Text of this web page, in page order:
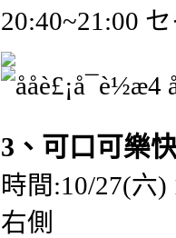
20:40~21:00
3、可口可樂
時間:10/27(六
右側